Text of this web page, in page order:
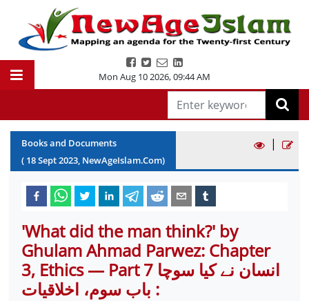
Mon Aug 10 2026,09:44 AM
Books and Documents
( 18Sept2023, NewAgeIslam.Com)
|
'What did the man think?' by
Ghulam Ahmad Parwez: Chapter
3, Ethics — Part 7 انسان نے کیا سوچا
: باب سوم، اخلاقیات